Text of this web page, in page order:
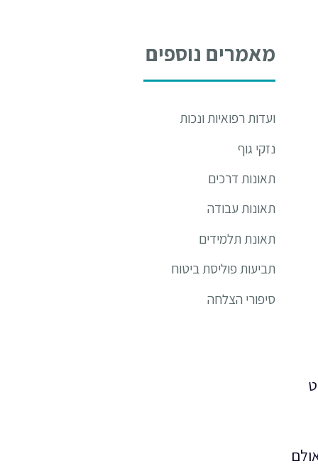
מאמרים נוספים
ועדות רפואיות ונכות
נזקי גוף
תאונות דרכים
תאונות עבודה
תאונת תלמידים
תביעות פוליסת ביטוח
סיפורי הצלחה